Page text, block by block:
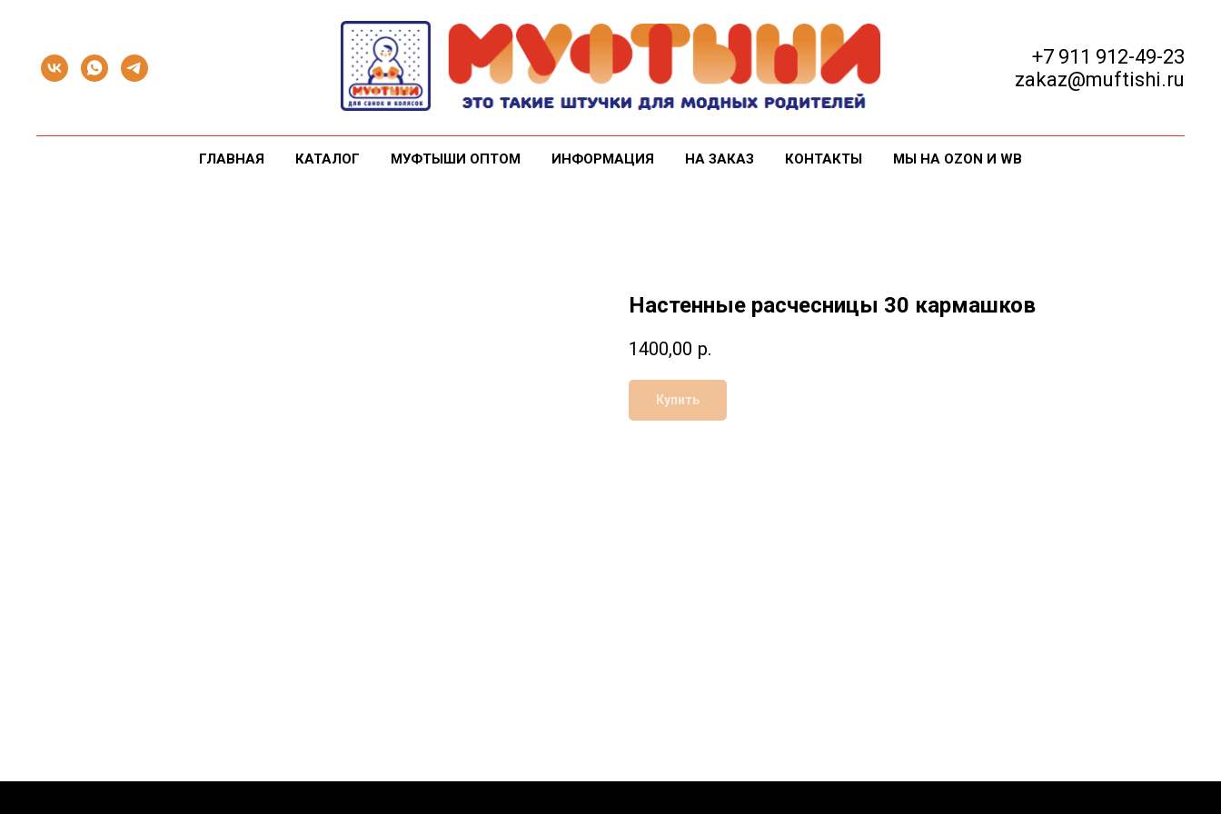
+7 911 912-49-23
zakaz@muftishi.ru
ГЛАВНАЯ КАТАЛОГ МУФТЫШИ ОПТОМ ИНФОРМАЦИЯ НА ЗАКАЗ КОНТАКТЫ МЫ НА OZON И WB
Настенные расчесницы 30 кармашков
1400,00 р.
Купить